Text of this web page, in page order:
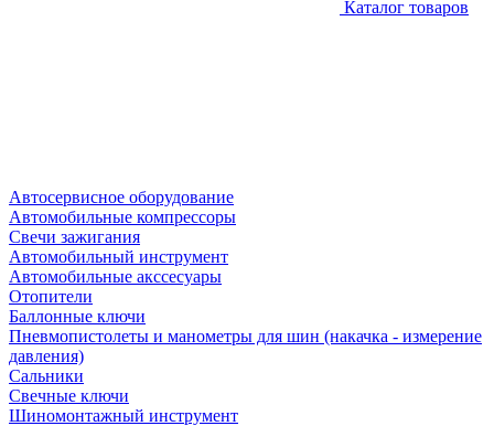
Каталог товаров
Автосервисное оборудование
Автомобильные компрессоры
Свечи зажигания
Автомобильный инструмент
Автомобильные акссесуары
Отопители
Баллонные ключи
Пневмопистолеты и манометры для шин (накачка - измерение
давления)
Сальники
Свечные ключи
Шиномонтажный инструмент